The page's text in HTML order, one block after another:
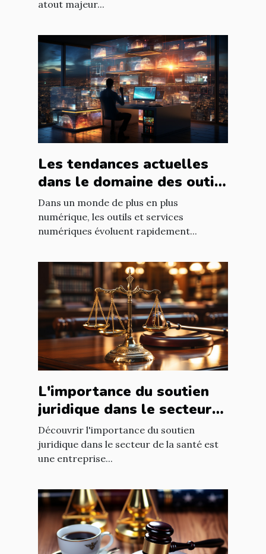
atout majeur...
Les tendances actuelles
dans le domaine des outils
et services numériques
Dans un monde de plus en plus
numérique, les outils et services
numériques évoluent rapidement...
L'importance du soutien
juridique dans le secteur
de la santé
Découvrir l'importance du soutien
juridique dans le secteur de la santé est
une entreprise...